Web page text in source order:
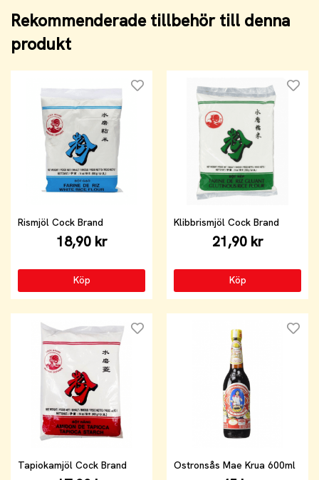
Rekommenderade tillbehör till denna
produkt
Rismjöl Cock Brand
18,90 kr
Köp
Klibbrismjöl Cock Brand
21,90 kr
Köp
Tapiokamjöl Cock Brand Ostronsås Mae Krua 600ml